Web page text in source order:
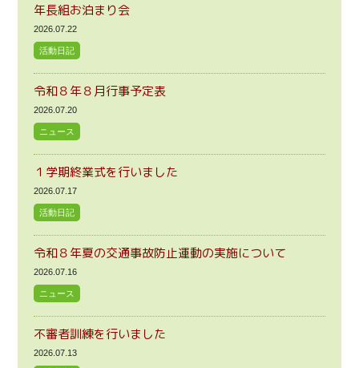
年長組お泊まり会
2026.07.22
活動日記
令和８年８月行事予定表
2026.07.20
ニュース
１学期終業式を行いました
2026.07.17
活動日記
令和８年夏の交通事故防止運動の実施について
2026.07.16
ニュース
不審者訓練を行いました
2026.07.13